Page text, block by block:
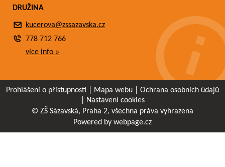
DRUŽINA
kucerova@zssazavska.cz
778 712 766
více info »
Prohlášení o přístupnosti Mapa webu
Ochrana osobních údajů
Nastavení cookies
© ZŠ Sázavská, Praha 2, všechna práva vyhrazena
Powered by webpage.cz